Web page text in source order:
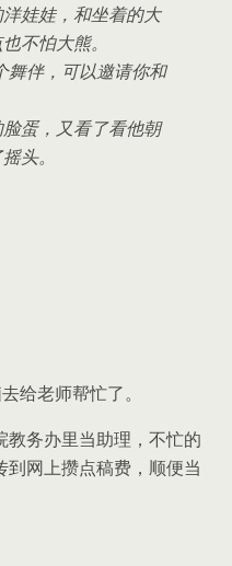
娃娃，和坐着的大
不怕大熊。
舞伴，可以邀请你和
蛋，又看了看他朝
头。
给老师帮忙了。
务办里当助理，不忙的
网上攒点稿费，顺便当